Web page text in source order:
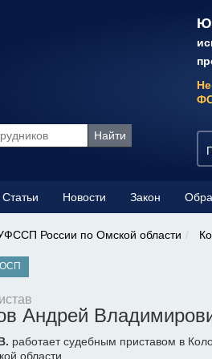
Статьи Новости Закон
России по Омской области
Андрей
работает судебным приставом в
области